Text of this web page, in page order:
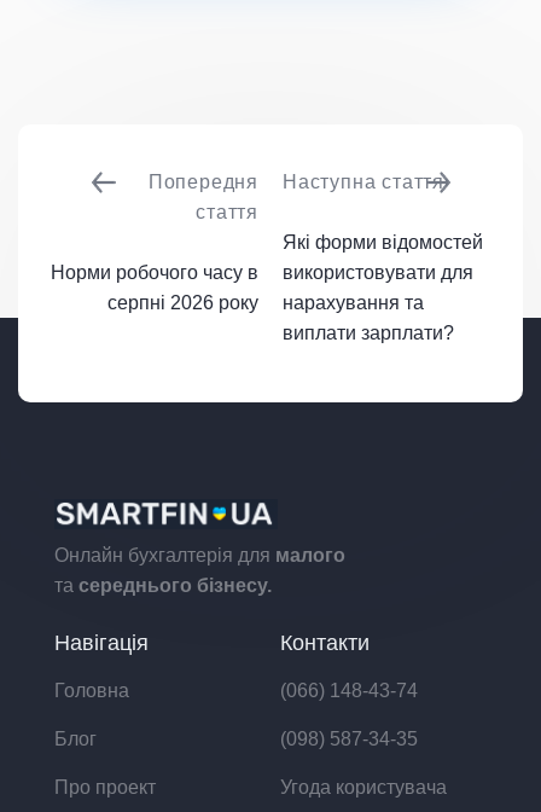
Попередня
стаття
Норми робочого часу в
серпні 2026 року
Наступна стаття
Які форми відомостей
використовувати для
нарахування та
виплати зарплати?
Онлайн бухгалтерія для малого
та середнього бізнесу.
Навігація
Головна
Блог
Про проект
Контакти
(066) 148-43-74
(098) 587-34-35
Угода користувача